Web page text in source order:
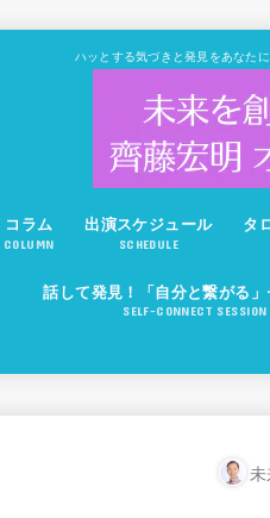
ハッとする気づきと発見をあなた
コラム
COLUMN
出演スケジュール
SCHEDULE
タ
話して発見！「自分と繋がる
SELF-CONNECT SESSION